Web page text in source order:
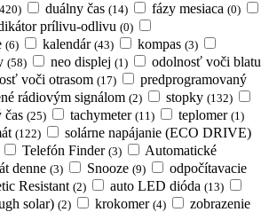
duálny čas (14) fázy mesiaca (0)
prílivu-odlivu (0)
(6) kalendár (43) kompas (3)
(58) neo displej (1)
odolnosť voči blatu
voči otrasom (17)
predprogramovaný
rádiovým signálom (2) stopky (132)
čas (25) tachymeter (11) teplomer (1)
(122) solárne napájanie (ECO DRIVE)
Telefón Finder (3)
Automatické
denne (3) Snooze (9)
odpočítavacie
Resistant (2) auto LED dióda (13)
solar) (2) krokomer (4)
zobrazenie